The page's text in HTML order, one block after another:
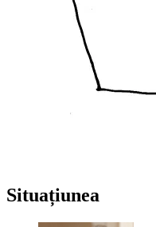
Situațiunea